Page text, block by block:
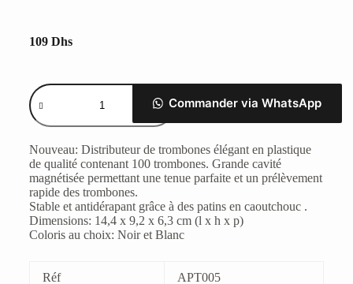
109 Dhs
Commander via WhatsApp
Nouveau: Distributeur de trombones élégant en plastique
de qualité contenant 100 trombones. Grande cavité
magnétisée permettant une tenue parfaite et un prélèvement
rapide des trombones.
Stable et antidérapant grâce à des patins en caoutchouc .
Dimensions: 14,4 x 9,2 x 6,3 cm (l x h x p)
Coloris au choix: Noir et Blanc
Réf APT005